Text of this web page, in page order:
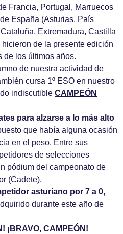
Francia, Portugal, Marruecos
España (Asturias, País
Extremadura, Castilla
de la presente edición
de los últimos años.
de nuestra actividad de
cursa 1º ESO en nuestro
indiscutible CAMPEÓN
para alzarse a lo más alto
que había alguna ocasión
en el peso. Entre sus
de selecciones
pódium del campeonato de
(Cadete).
asturiano por 7 a 0,
durante este año de
¡BRAVO, CAMPEÓN!